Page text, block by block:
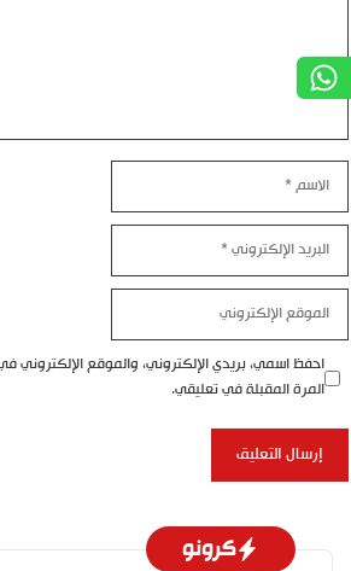
الإلكتروني
الإلكتروني
احفظ اسمي، بريدي الإلكتروني، والموقع الإلكتروني
المرة المقبلة في تعليقي.
كرونو